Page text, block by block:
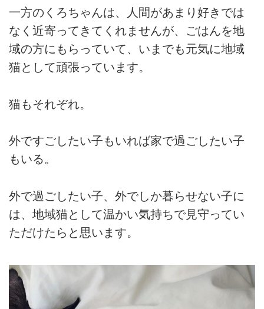
一方のくろちゃんは、人間があまり好きでは
なく近寄ってきてくれませんが、ごはんを地
域の方にもらっていて、いまでも元気に地域
猫として頑張っています。
猫もそれぞれ。
外ですごしたい子もいれば家で過ごしたい子
もいる。
外で過ごしたい子、外でしか暮らせない子に
は、地域猫として温かい気持ちで見守ってい
ただけたらと思います。